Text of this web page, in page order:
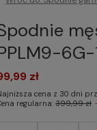
zł
cena z 30 dni
regularna:399,99 zł